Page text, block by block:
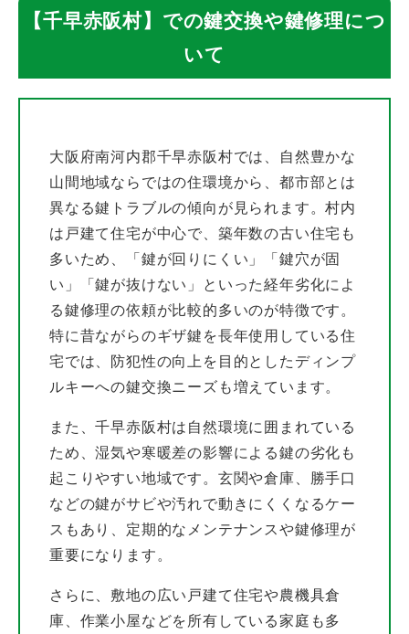
み
O
【千早赤阪村】での鍵交換や鍵修理につ
いて
大阪府南河内郡千早赤阪村では、自然豊かな
山間地域ならではの住環境から、都市部とは
異なる鍵トラブルの傾向が見られます。村内
は戸建て住宅が中心で、築年数の古い住宅も
多いため、「鍵が回りにくい」「鍵穴が固
い」「鍵が抜けない」といった経年劣化によ
る鍵修理の依頼が比較的多いのが特徴です。
特に昔ながらのギザ鍵を長年使用している住
宅では、防犯性の向上を目的としたディンプ
ルキーへの鍵交換ニーズも増えています。
また、千早赤阪村は自然環境に囲まれている
ため、湿気や寒暖差の影響による鍵の劣化も
起こりやすい地域です。玄関や倉庫、勝手口
などの鍵がサビや汚れで動きにくくなるケー
スもあり、定期的なメンテナンスや鍵修理が
重要になります。
さらに、敷地の広い戸建て住宅や農機具倉
庫、作業小屋などを所有している家庭も多